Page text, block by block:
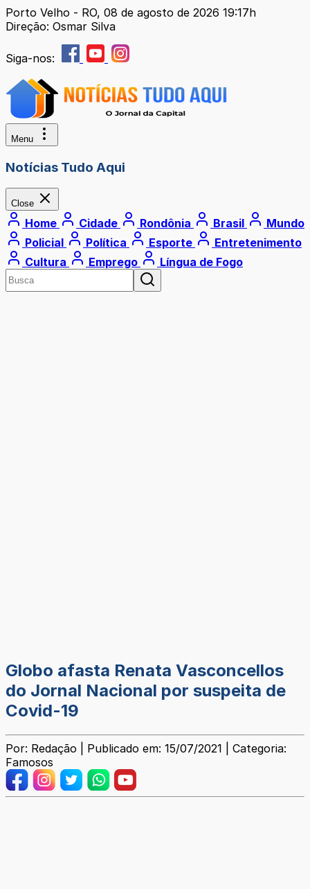
Porto Velho - RO, 08 de agosto de 2026 19:17h
Direção: Osmar Silva
Siga-nos:
Menu
Notícias Tudo Aqui
Close
Home Cidade Rondônia Brasil
Mundo
Policial
Política Esporte
Entretenimento
Cultura
Emprego Língua de Fogo
Globo afasta Renata Vasconcellos
do Jornal Nacional por suspeita de
Covid-19
Por: Redação | Publicado em: 15/07/2021 | Categoria:
Famosos